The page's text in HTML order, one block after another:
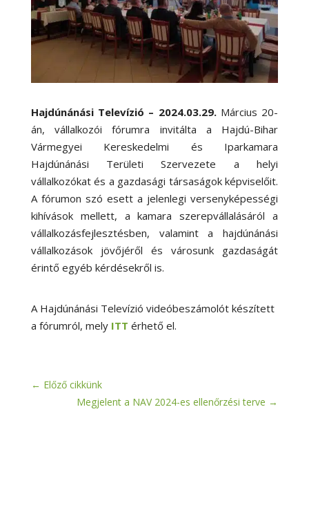
Hajdúnánási Televízió – 2024.03.29. Március 20-
án, vállalkozói fórumra invitálta a Hajdú-Bihar
Vármegyei Kereskedelmi és Iparkamara
Hajdúnánási Területi Szervezete a helyi
vállalkozókat és a gazdasági társaságok képviselőit.
A fórumon szó esett a jelenlegi versenyképességi
kihívások mellett, a kamara szerepvállalásáról a
vállalkozásfejlesztésben, valamint a hajdúnánási
vállalkozások jövőjéről és városunk gazdaságát
érintő egyéb kérdésekről is.
A Hajdúnánási Televízió videóbeszámolót készített
a fórumról, mely ITT érhető el.
← Előző cikkünk
Megjelent a NAV 2024-es ellenőrzési terve →